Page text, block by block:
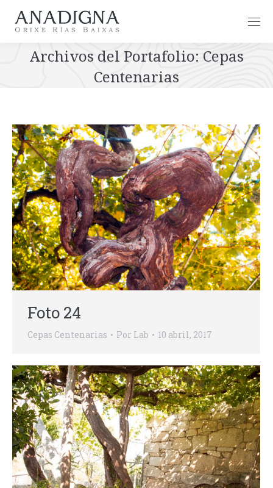
Archivos del Portafolio: Cepas
Centenarias
Foto 24
Cepas Centenarias Por Lab 10 abril, 2017